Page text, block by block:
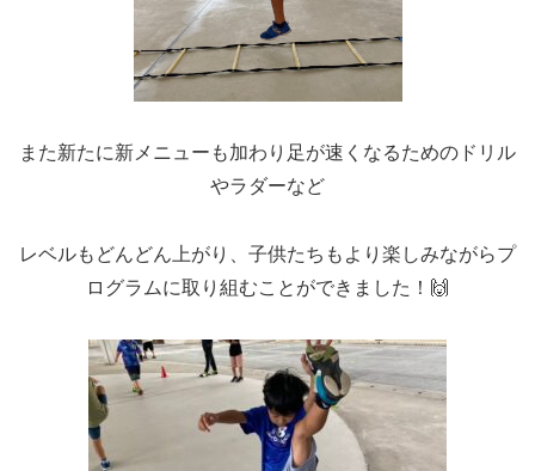
また新たに新メニューも加わり足が速くなるためのドリル
やラダーなど
レベルもどんどん上がり、子供たちもより楽しみながらプ
ログラムに取り組むことができました！🙌